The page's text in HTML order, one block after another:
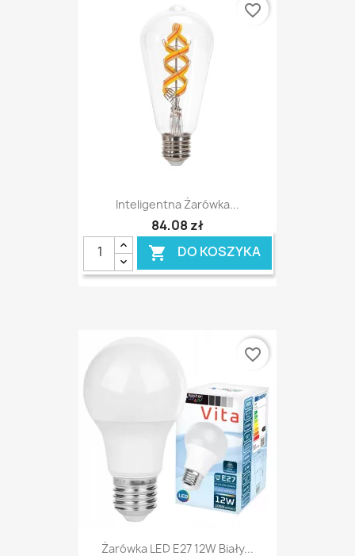
Inteligentna Żarówka...
84,08 zł
 DO KOSZYKA
favorite_border
Żarówka LED E27 12W Biały...
favorite_border